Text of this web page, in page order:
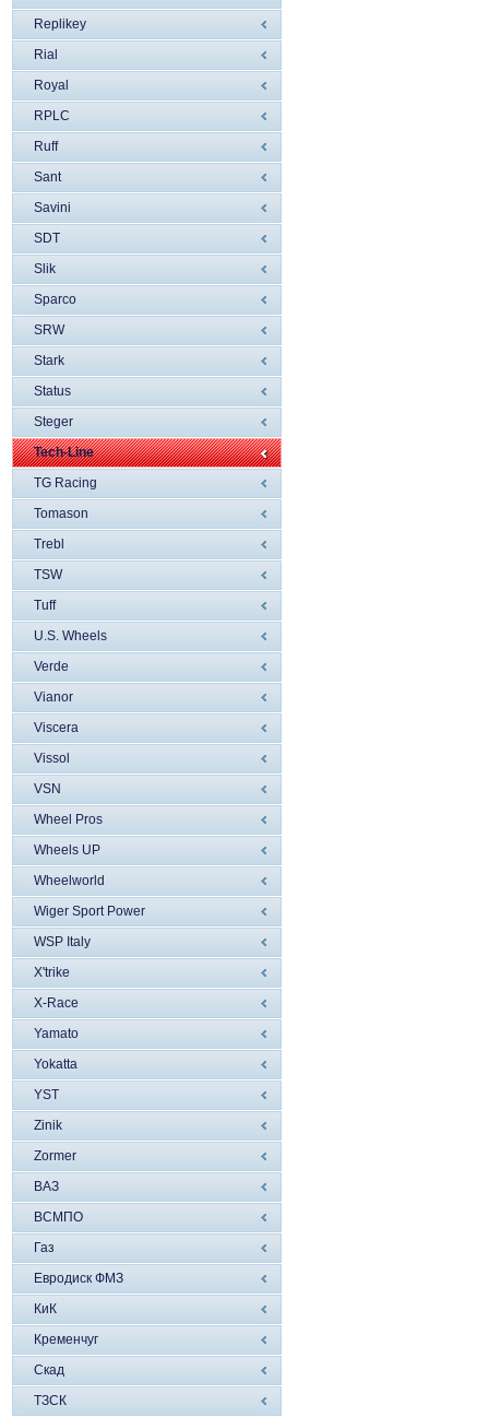
Replikey
Rial
Royal
RPLC
Ruff
Sant
Savini
SDT
Slik
Sparco
SRW
Stark
Status
Steger
Tech-Line
TG Racing
Tomason
Trebl
TSW
Tuff
U.S. Wheels
Verde
Vianor
Viscera
Vissol
VSN
Wheel Pros
Wheels UP
Wheelworld
Wiger Sport Power
WSP Italy
X'trike
X-Race
Yamato
Yokatta
YST
Zinik
Zormer
ВАЗ
ВСМПО
Газ
Евродиск ФМЗ
КиК
Кременчуг
Скад
ТЗСК